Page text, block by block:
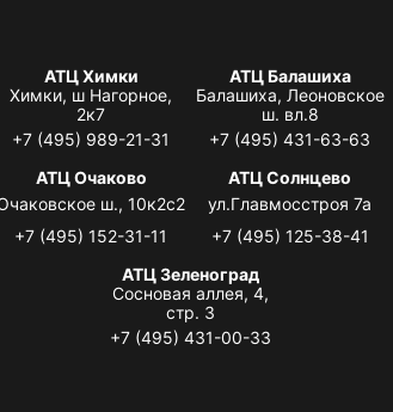
АТЦ Химки
Химки, ш Нагорное,
2к7
+7 (495) 989-21-31
АТЦ Балашиха
Балашиха, Леоновское
ш. вл.8
+7 (495) 431-63-63
АТЦ Очаково
ш., 10к2с2
+7 (495) 152-31-11
АТЦ Солнцево
ул.Главмосстроя 7а
+7 (495) 125-38-41
АТЦ Зеленоград
Сосновая аллея, 4,
стр. 3
+7 (495) 431-00-33